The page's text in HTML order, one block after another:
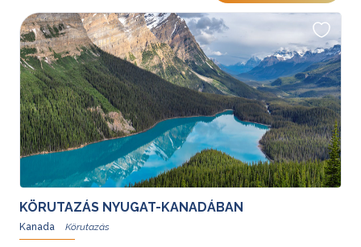
csodák találkozásánál!
További érdekességekért Kanadáról kattintson ide
KÖRUTAZÁS NYUGAT-KANADÁBAN
Kanada